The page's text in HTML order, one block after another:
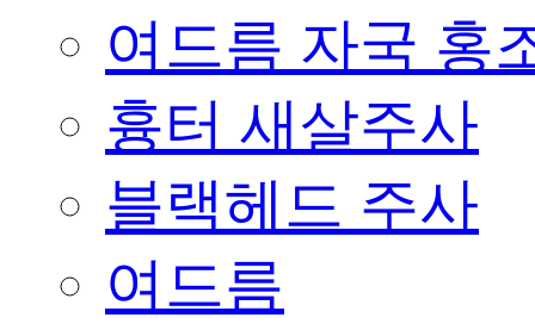
여드름 자국 홍
흉터 새살주사
블랙헤드 주사
여드름